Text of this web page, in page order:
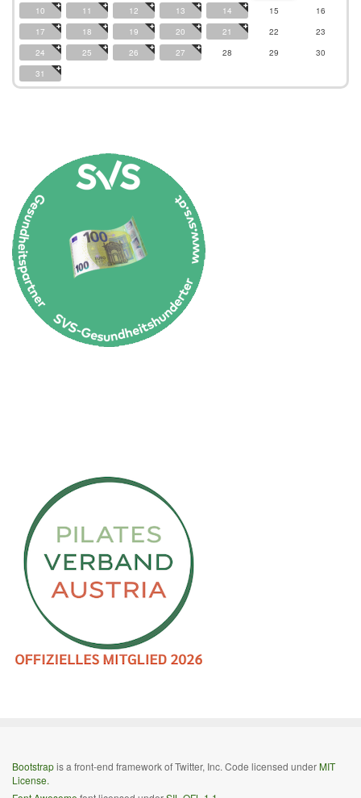
10
11 12 13 14 15
16
17
18 19 20 21 22
23
24
25 26 27 28 29
30
31
Bootstrapis a front-end framework of Twitter, Inc. Code licensed underMIT
License.